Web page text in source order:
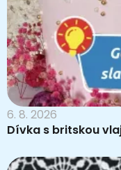
6. 8. 2026
Dívka s britskou